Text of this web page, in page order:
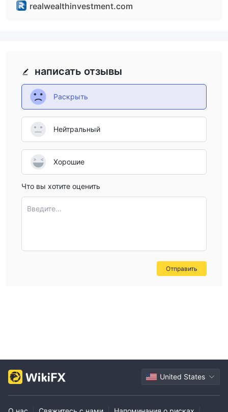
realwealthinvestment.com
написать отзывы
Раскрыть
Нейтральный
Хорошие
Что вы хотите оценить
Введите...
Отправить
United States